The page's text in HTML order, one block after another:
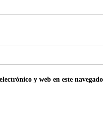
y web en este